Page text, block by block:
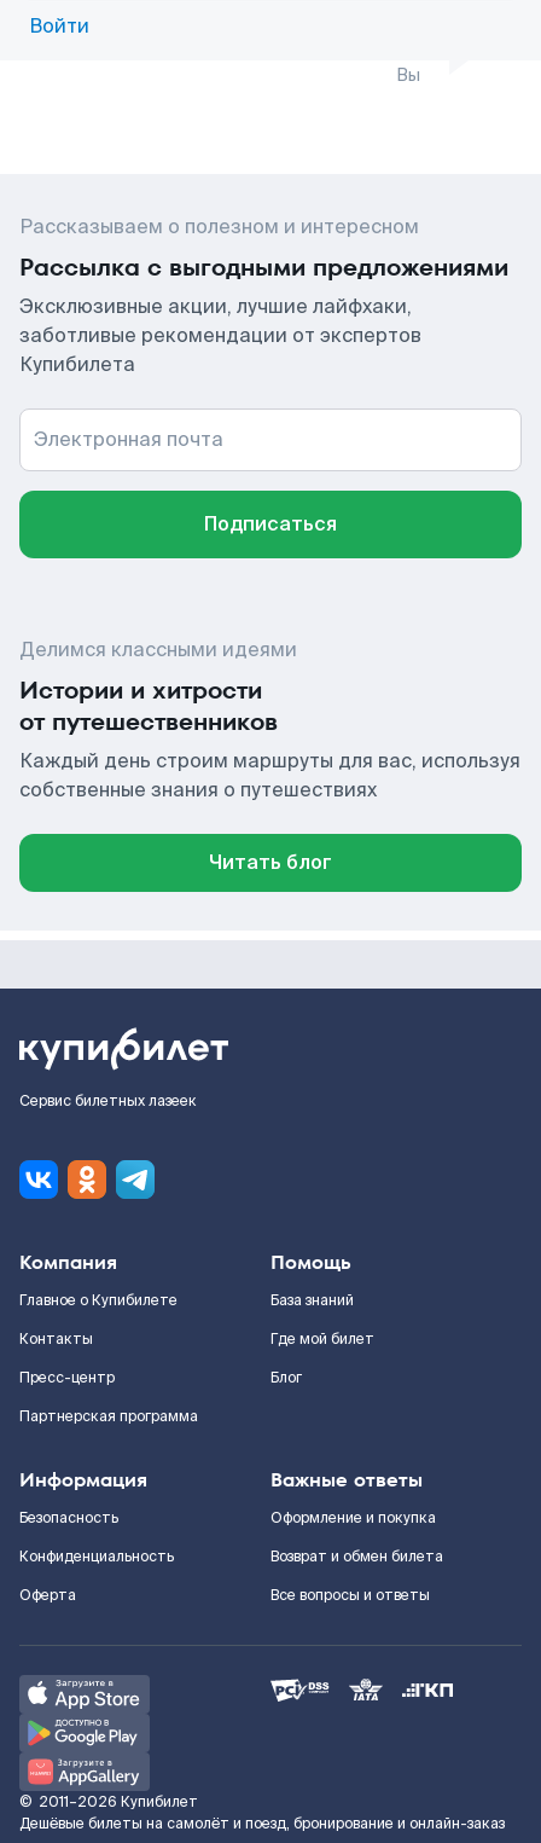
Войти
Вы
Рассказываем о полезном и интересном
Рассылка с выгодными предложениями
Эксклюзивные акции, лучшие лайфхаки,
заботливые рекомендации от экспертов
Купибилета
Электронная почта
Подписаться
Делимся классными идеями
Истории и хитрости
от путешественников
Каждый день строим маршруты для вас, используя
собственные знания о путешествиях
Читать блог
Сервис билетных лазеек
Компания
Главное о Купибилете
Контакты
Пресс-центр
Партнерская программа
Помощь
База знаний
Где мой билет
Блог
Информация
Безопасность
Конфиденциальность
Оферта
Важные ответы
Оформление и покупка
Возврат и обмен билета
Все вопросы и ответы
© 2011–2026 Купибилет
Дешёвые билеты на самолёт и поезд, бронирование и онлайн-заказ